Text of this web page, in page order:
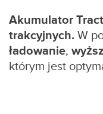
Akumulator
trakcyjnych. W
ładowanie,
którym jest